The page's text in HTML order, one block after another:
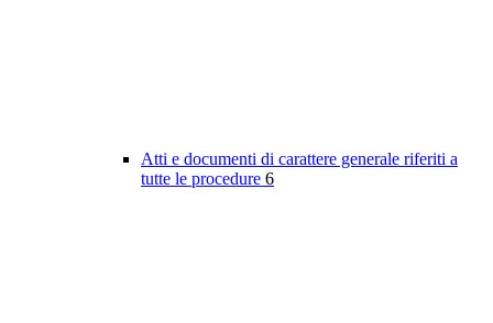
Atti e documenti di carattere generale riferiti a
tutte le procedure 6